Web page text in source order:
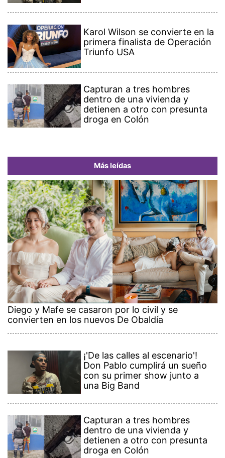
Karol Wilson se convierte en la
primera finalista de Operación
Triunfo USA
Capturan a tres hombres
dentro de una vivienda y
detienen a otro con presunta
droga en Colón
Más leídas
Diego y Mafe se casaron por lo civil y se
convierten en los nuevos De Obaldía
¡'De las calles al escenario'!
Don Pablo cumplirá un sueño
con su primer show junto a
una Big Band
Capturan a tres hombres
dentro de una vivienda y
detienen a otro con presunta
droga en Colón